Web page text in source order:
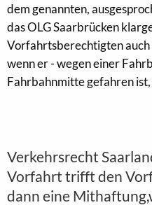
dem genannten,
das OLG Saarbrücken
Vorfahrtsberechtigten
wenn er - wegen einer
Fahrbahnmitte gefahren ist,
Verkehrsrecht
Vorfahrt trifft den
dann eine